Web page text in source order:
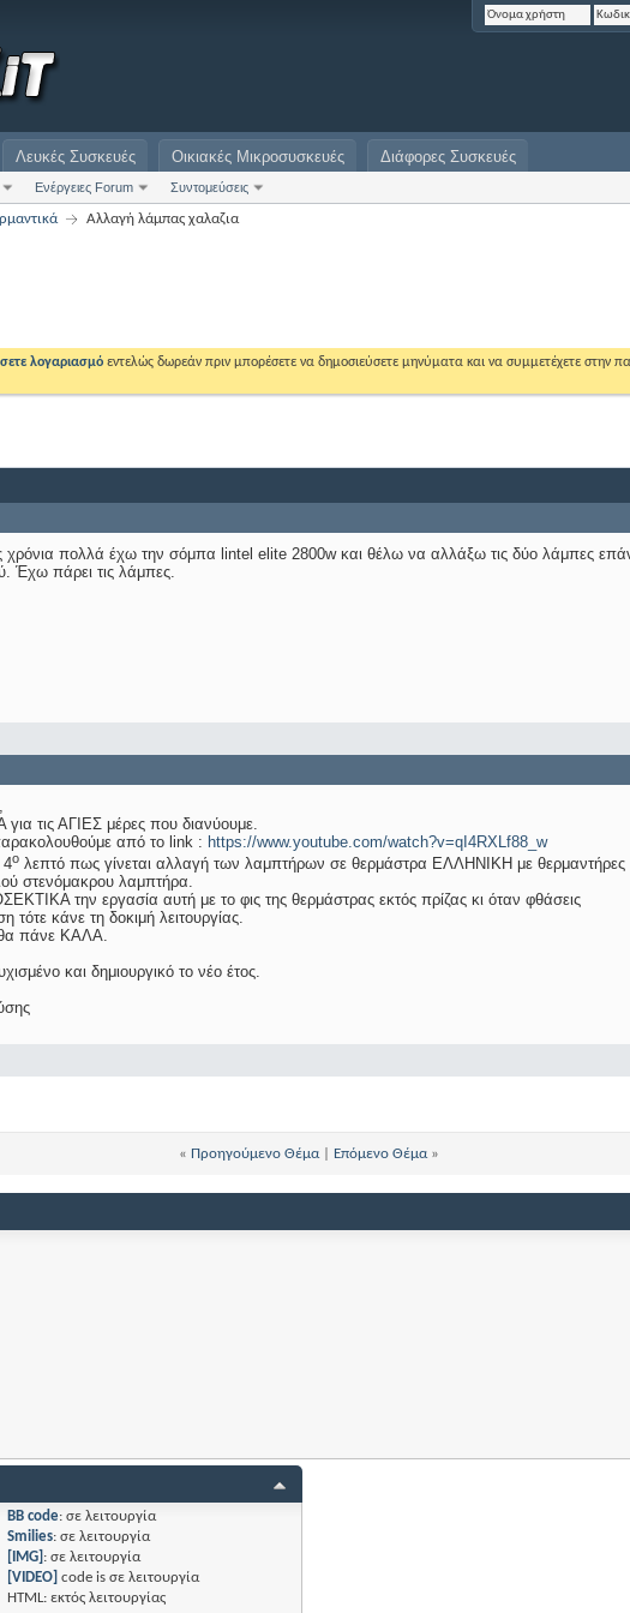
Ενέργειες Forum Συντομεύσεις
Λευκές Συσκευές Οικιακές Μικροσυσκευές Διάφορες Συσκευές
Αλλαγή λάμπας χαλαζια
λογαριασμό εντελώς δωρεάν πριν μπορέσετε να δημοσιεύσετε μηνύματα και να συμμετέχετε στην
πολλά έχω την σόμπα lintel elite 2800w και θέλω να αλλάξω τις δύο λάμπες
Έχω πάρει τις λάμπες.
τις ΑΓΙΕΣ μέρες που διανύουμε.
από το link : https://www.youtube.com/watch?v=qI4RXLf88_w
4ο λεπτό πως γίνεται αλλαγή των λαμπτήρων σε θερμάστρα ΕΛΛΗΝΙΚΗ με θερμαντήρες
στενόμακρου λαμπτήρα.
την εργασία αυτή με το φις της θερμάστρας εκτός πρίζας κι όταν φθάσεις
τότε κάνε τη δοκιμή λειτουργίας.
θα πάνε ΚΑΛΑ.
και δημιουργικό το νέο έτος.
« Προηγούμενο Θέμα| Επόμενο Θέμα »
BB code: σε λειτουργία
Smilies: σε λειτουργία
[IMG] : σε λειτουργία
[VIDEO] code is σε λειτουργία
HTML: εκτός λειτουργίας